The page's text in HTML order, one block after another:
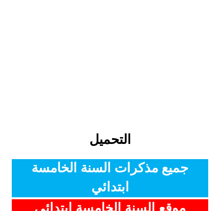
التحميل
جميع مذكرات السنة الخامسة
ابتدائي
موقع السنة الخامسة ابتدائي